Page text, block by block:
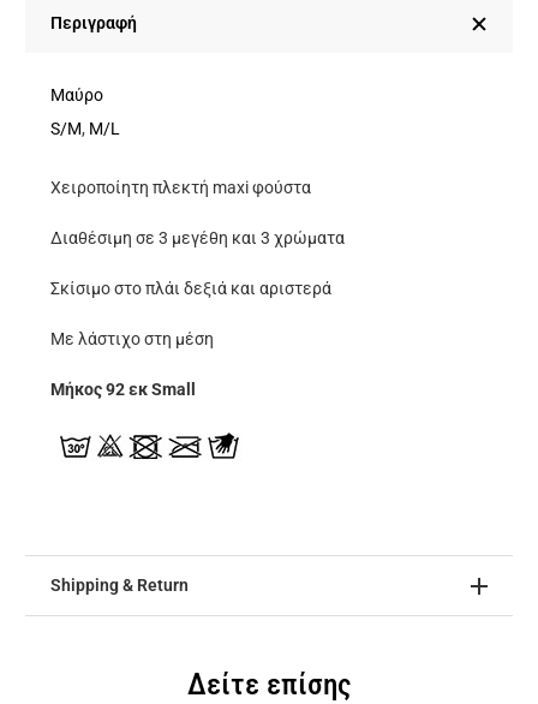
Σκίσιμο
Μαύρο
ποσότητα
Περιγραφή
Μαύρο
S/M, M/L
Χειροποίητη πλεκτή maxi φούστα
Διαθέσιμη σε 3 μεγέθη και 3 χρώματα
Σκίσιμο στο πλάι δεξιά και αριστερά
Με λάστιχο στη μέση
Μήκος 92 εκ Small
Shipping & Return
Δείτε επίσης